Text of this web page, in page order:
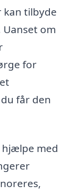
kan tilbyde
om
for
får den
hjælpe med